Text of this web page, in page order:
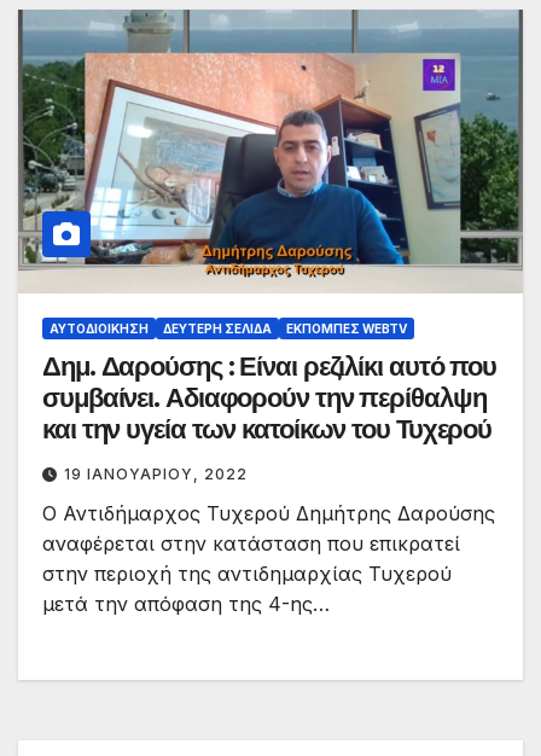
ΑΥΤΟΔΙΟΊΚΗΣΗ ΔΕΎΤΕΡΗ ΣΕΛΊΔΑ ΕΚΠΟΜΠΈΣ WEBTV
Δημ. Δαρούσης : Είναι ρεζιλίκι αυτό που
συμβαίνει. Αδιαφορούν την περίθαλψη
και την υγεία των κατοίκων του Τυχερού
19 ΙΑΝΟΥΑΡΊΟΥ, 2022
Ο Αντιδήμαρχος Τυχερού Δημήτρης Δαρούσης
αναφέρεται στην κατάσταση που επικρατεί
στην περιοχή της αντιδημαρχίας Τυχερού
μετά την απόφαση της 4-ης…